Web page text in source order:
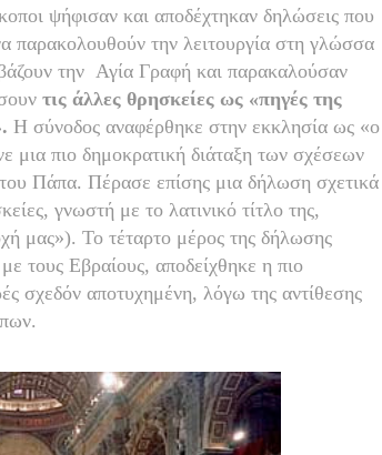
ψήφισαν και αποδέχτηκαν δηλώσεις που
παρακολουθούν την λειτουργία στη γλώσσα
την
Αγία Γραφή και παρακαλούσαν
τις άλλες θρησκείες ως «πηγές της
Η σύνοδος αναφέρθηκε στην εκκλησία ως «ο
μια πιο δημοκρατική διάταξη των σχέσεων
Πάπα. Πέρασε επίσης μια δήλωση σχετικά
γνωστή με το λατινικό τίτλο της,
μας»). Το τέταρτο μέρος της δήλωσης
τους Εβραίους, αποδείχθηκε η πιο
σχεδόν αποτυχημένη, λόγω της αντίθεσης